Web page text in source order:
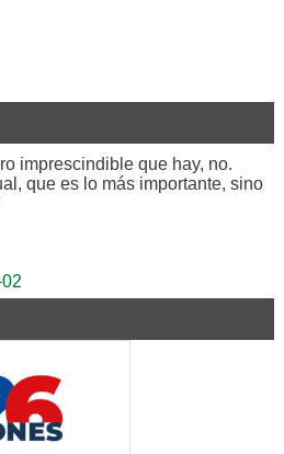
imprescindible que hay, no.
que es lo más importante, sino